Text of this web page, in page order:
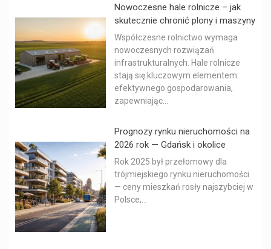
Nowoczesne hale rolnicze – jak
skutecznie chronić plony i maszyny
Współczesne rolnictwo wymaga
nowoczesnych rozwiązań
infrastrukturalnych. Hale rolnicze
stają się kluczowym elementem
efektywnego gospodarowania,
zapewniając...
Prognozy rynku nieruchomości na
2026 rok — Gdańsk i okolice
Rok 2025 był przełomowy dla
trójmiejskiego rynku nieruchomości
— ceny mieszkań rosły najszybciej w
Polsce,...